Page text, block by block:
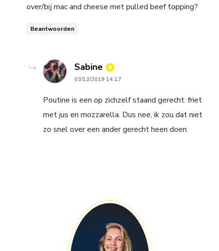
over/bij mac and cheese met pulled beef topping?
Beantwoorden
Sabine says:
03/12/2019 14:17
Poutine is een op zichzelf staand gerecht: friet
met jus en mozzarella. Dus nee, ik zou dat niet
zo snel over een ander gerecht heen doen.